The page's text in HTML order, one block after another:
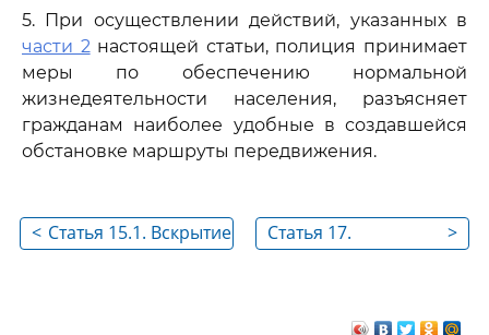
5. При осуществлении действий, указанных в
части 2настоящей статьи, полиция принимает
меры по обеспечению нормальной
жизнедеятельности населения, разъясняет
гражданам наиболее удобные в создавшейся
обстановке маршруты передвижения.
< Статья 15.1. Вскрытие
>
Статья 17.
данных о гражданах